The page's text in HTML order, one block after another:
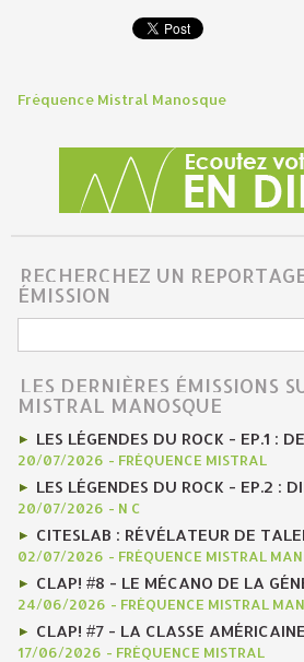
Fréquence Mistral Manosque
RECHERCHEZ UN
ÉMISSION
LES DERNIÈRES ÉMISSIONS
MISTRAL MANOSQUE
LES LÉGENDES DU ROCK - EP.1 :
20/07/2026 - FRÉQUENCE MISTRAL
LES LÉGENDES DU ROCK - EP.2 :
20/07/2026 - N C
CITESLAB : RÉVÉLATEUR DE
02/07/2026 - FRÉQUENCE MISTRAL
CLAP! #8 - LE MÉCANO DE LA
24/06/2026 - FRÉQUENCE MISTRAL
CLAP! #7 - LA CLASSE AMÉRICAINE
17/06/2026 - FRÉQUENCE MISTRAL